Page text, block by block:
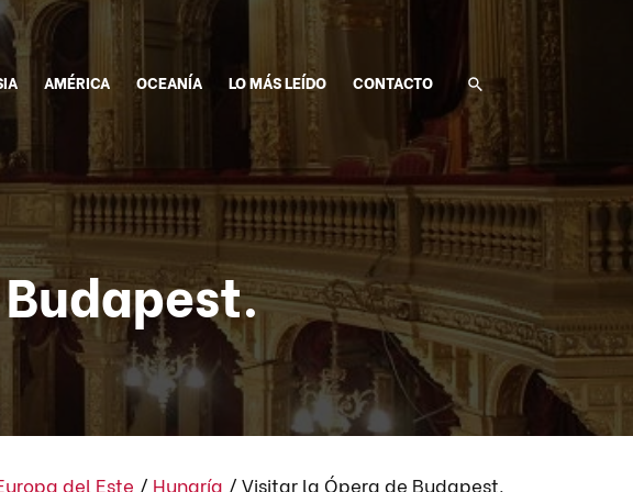
AMÉRICA OCEANÍA LO MÁS LEÍDO CONTACTO
del Este / Hungría / Visitar la Ópera de Budapest.